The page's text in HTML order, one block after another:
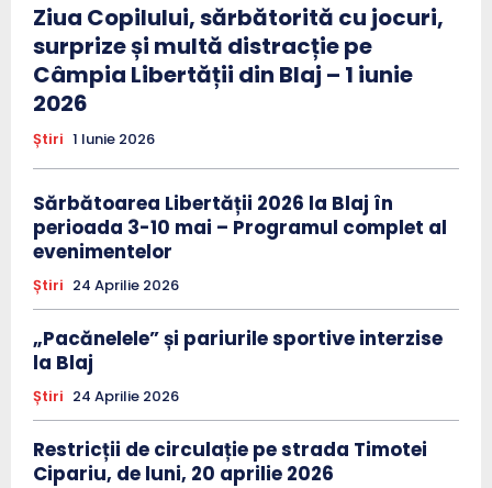
Ziua Copilului, sărbătorită cu jocuri,
surprize și multă distracție pe
Câmpia Libertății din Blaj – 1 iunie
2026
Știri 1 Iunie 2026
Sărbătoarea Libertății 2026 la Blaj în
perioada 3-10 mai – Programul complet al
evenimentelor
Știri 24 Aprilie 2026
„Pacănelele” și pariurile sportive interzise
la Blaj
Știri 24 Aprilie 2026
Restricții de circulație pe strada Timotei
Cipariu, de luni, 20 aprilie 2026